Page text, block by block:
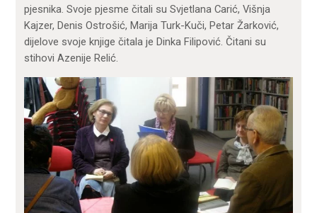
pjesnika. Svoje pjesme čitali su Svjetlana Carić, Višnja
Kajzer, Denis Ostrošić, Marija Turk-Kuči, Petar Žarković,
dijelove svoje knjige čitala je Dinka Filipović. Čitani su
stihovi Azenije Relić.